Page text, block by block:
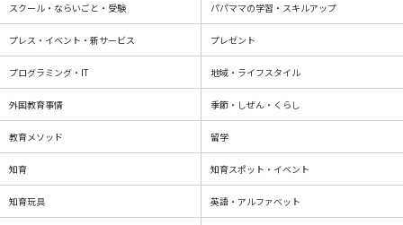
スクール・ならいごと・受験 パパママの学習・スキルアップ
プレス・イベント・新サービス プレゼント
プログラミング・IT 地域・ライフスタイル
外国教育事情 季節・しぜん・くらし
教育メソッド 留学
知育 知育スポット・イベント
知育玩具 英語・アルファベット